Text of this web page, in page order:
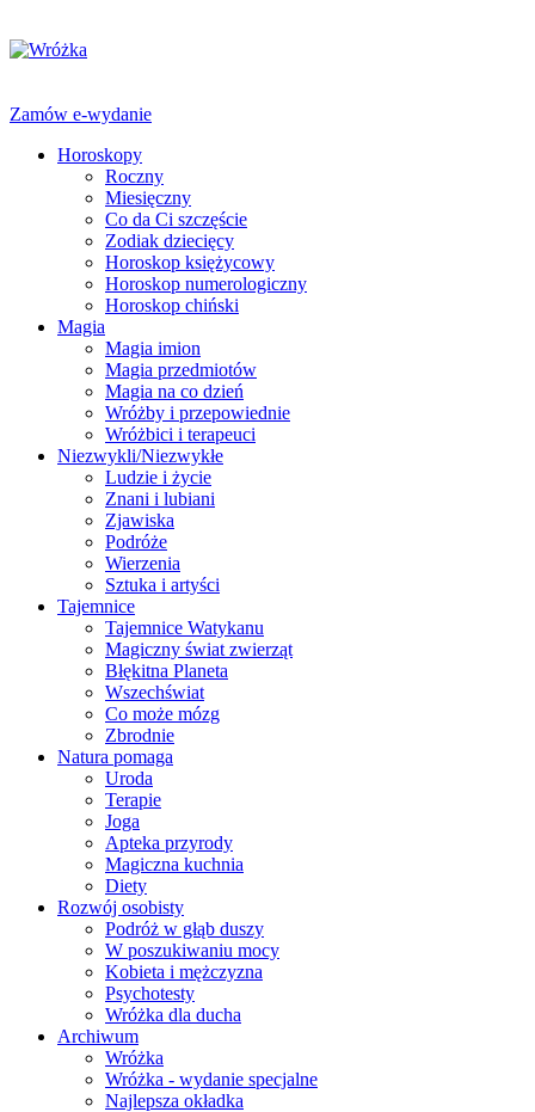
Zamów e-wydanie
Horoskopy
Roczny
Miesięczny
Co da Ci szczęście
Zodiak dziecięcy
Horoskop księżycowy
Horoskop numerologiczny
Horoskop chiński
Magia
Magia imion
Magia przedmiotów
Magia na co dzień
Wróżby i przepowiednie
Wróżbici i terapeuci
Niezwykli/Niezwykłe
Ludzie i życie
Znani i lubiani
Zjawiska
Podróże
Wierzenia
Sztuka i artyści
Tajemnice
Tajemnice Watykanu
Magiczny świat zwierząt
Błękitna Planeta
Wszechświat
Co może mózg
Zbrodnie
Natura pomaga
Uroda
Terapie
Joga
Apteka przyrody
Magiczna kuchnia
Diety
Rozwój osobisty
Podróż w głąb duszy
W poszukiwaniu mocy
Kobieta i mężczyzna
Psychotesty
Wróżka dla ducha
Archiwum
Wróżka
Wróżka - wydanie specjalne
Najlepsza okładka